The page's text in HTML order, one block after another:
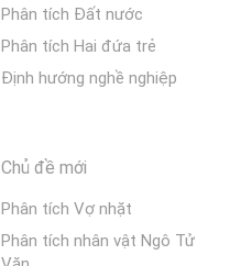
Phân tích Đất nước
Phân tích Hai đứa trẻ
Định hướng nghề nghiệp
Chủ đề mới
Phân tích Vợ nhặt
Phân tích nhân vật Ngô Tử